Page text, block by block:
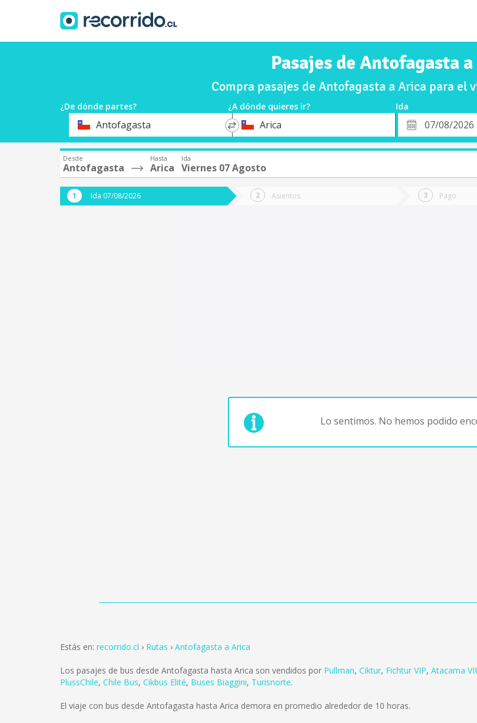
Pasajes de Antofagasta
Compra pasajes de Antofagasta a Arica para el
¿De dónde partes? ¿A dónde quieres ir? Ida
OrigenAntofagasta
*
DestinoArica
Fecha
de
Desde
Antofagasta
Hasta
Arica
Ida
Viernes 07 Agosto
Ida 07/08/2026 Asientos Pago
Lo sentimos. No hemos podido
Estás en: recorrido.cl Rutas Antofagasta a Arica
Los pasajes de bus desde Antofagasta hasta Arica son vendidos por Pullman, Ciktur, Fichtur VIP, Atacama
PlussChile, Chile Bus, Cikbus Elité, Buses Biaggini, Turisnorte.
El viaje con bus desde Antofagasta hasta Arica demora en promedio alrededor de 10 horas.